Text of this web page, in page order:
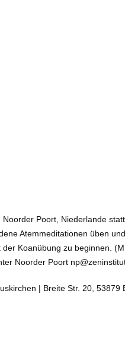
Poort, Niederlande
Atemmeditationen üben
Koanübung zu beginnen.
Noorder Poort
| Breite Str. 20, 53879